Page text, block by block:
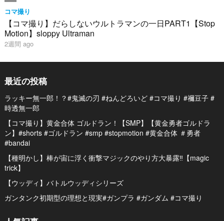
コマ撮り
【コマ撮り】だらしないウルトラマンの一日PART1【Stop
Motion】sloppy Ultraman
2週間 ago
最近の投稿
ラッキー無一郎！？#鬼滅の刃 #ねんどろいど #コマ撮り #禰豆子 #
時透無一郎
【コマ撮り】黄金合体 ゴルドラン！【SMP】【黄金勇者ゴルドラ
ン】#shorts #ゴルドラン #smp #stopmotion #黄金合体 ＃勇者
#bandai
【種明かし】棒が宙に浮く衝撃マジックのやり方大暴露‼️【magic
trick】
【ウッディ】バトルウッディシリーズ
ガンタンク初期型の理想と現実#ガンプラ #ガンダム #コマ撮り